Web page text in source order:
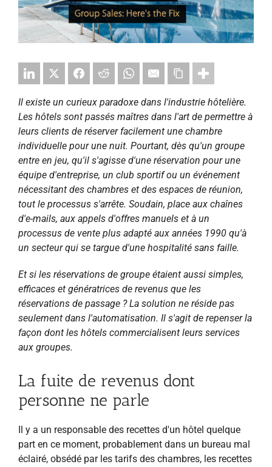
Il existe un curieux paradoxe dans l'industrie hôtelière.
Les hôtels sont passés maîtres dans l'art de permettre à
leurs clients de réserver facilement une chambre
individuelle pour une nuit. Pourtant, dès qu'un groupe
entre en jeu, qu'il s'agisse d'une réservation pour une
équipe d'entreprise, un club sportif ou un événement
nécessitant des chambres et des espaces de réunion,
tout le processus s'arrête. Soudain, place aux chaînes
d'e-mails, aux appels d'offres manuels et à un
processus de vente plus adapté aux années 1990 qu'à
un secteur qui se targue d'une hospitalité sans faille.
Et si les réservations de groupe étaient aussi simples,
efficaces et génératrices de revenus que les
réservations de passage ? La solution ne réside pas
seulement dans l'automatisation. Il s'agit de repenser la
façon dont les hôtels commercialisent leurs services
aux groupes.
La fuite de revenus dont
personne ne parle
Il y a un responsable des recettes d'un hôtel quelque
part en ce moment, probablement dans un bureau mal
éclairé, obsédé par les tarifs des chambres, les recettes